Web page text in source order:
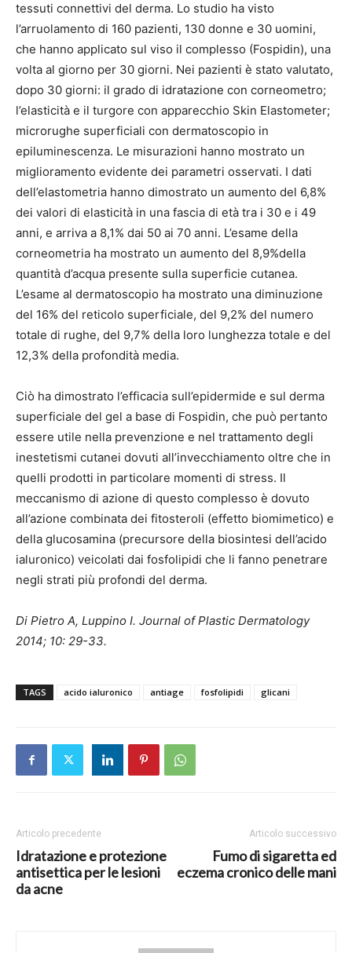
tessuti connettivi del derma. Lo studio ha visto
l’arruolamento di 160 pazienti, 130 donne e 30 uomini,
che hanno applicato sul viso il complesso (Fospidin), una
volta al giorno per 30 giorni. Nei pazienti è stato valutato,
dopo 30 giorni: il grado di idratazione con corneometro;
l’elasticità e il turgore con apparecchio Skin Elastometer;
microrughe superficiali con dermatoscopio in
epiluminescenza. Le misurazioni hanno mostrato un
miglioramento evidente dei parametri osservati. I dati
dell’elastometria hanno dimostrato un aumento del 6,8%
dei valori di elasticità in una fascia di età tra i 30 e i 49
anni, e arriva a 8,1% dai 50 ai 70 anni. L’esame della
corneometria ha mostrato un aumento del 8,9%della
quantità d’acqua presente sulla superficie cutanea.
L’esame al dermatoscopio ha mostrato una diminuzione
del 16% del reticolo superficiale, del 9,2% del numero
totale di rughe, del 9,7% della loro lunghezza totale e del
12,3% della profondità media.
Ciò ha dimostrato l’efficacia sull’epidermide e sul derma
superficiale del gel a base di Fospidin, che può pertanto
essere utile nella prevenzione e nel trattamento degli
inestetismi cutanei dovuti all’invecchiamento oltre che in
quelli prodotti in particolare momenti di stress. Il
meccanismo di azione di questo complesso è dovuto
all’azione combinata dei fitosteroli (effetto biomimetico) e
della glucosamina (precursore della biosintesi dell’acido
ialuronico) veicolati dai fosfolipidi che li fanno penetrare
negli strati più profondi del derma.
Di Pietro A, Luppino I. Journal of Plastic Dermatology
2014; 10: 29-33.
TAGS acido ialuronico antiage fosfolipidi glicani
Articolo precedente
Idratazione e protezione
antisettica per le lesioni
da acne
Articolo successivo
Fumo di sigaretta ed
eczema cronico delle mani